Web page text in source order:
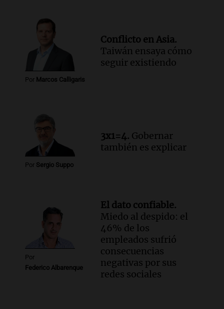
más femicidios del país, según informe
de Casa del Encuentro
Panorama Federal
Episodios
Audio.Santa Fe reactivará 1.500
viviendas paralizadas tras el cierre de
Episodios
Por Marcos Calligaris
Conflicto en Asia.
Taiwán ensaya cómo
seguir existiendo
Por Sergio Suppo
3x1=4. Gobernar
también es explicar
Por
Federico Albarenque
El dato confiable.
Miedo al despido: el
46% de los
empleados sufrió
consecuencias
negativas por sus
redes sociales